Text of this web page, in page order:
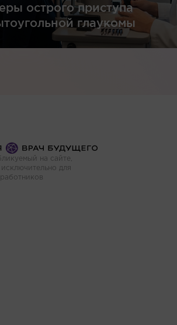
острого приступа
глаукомы
на сайте,
исключительно для